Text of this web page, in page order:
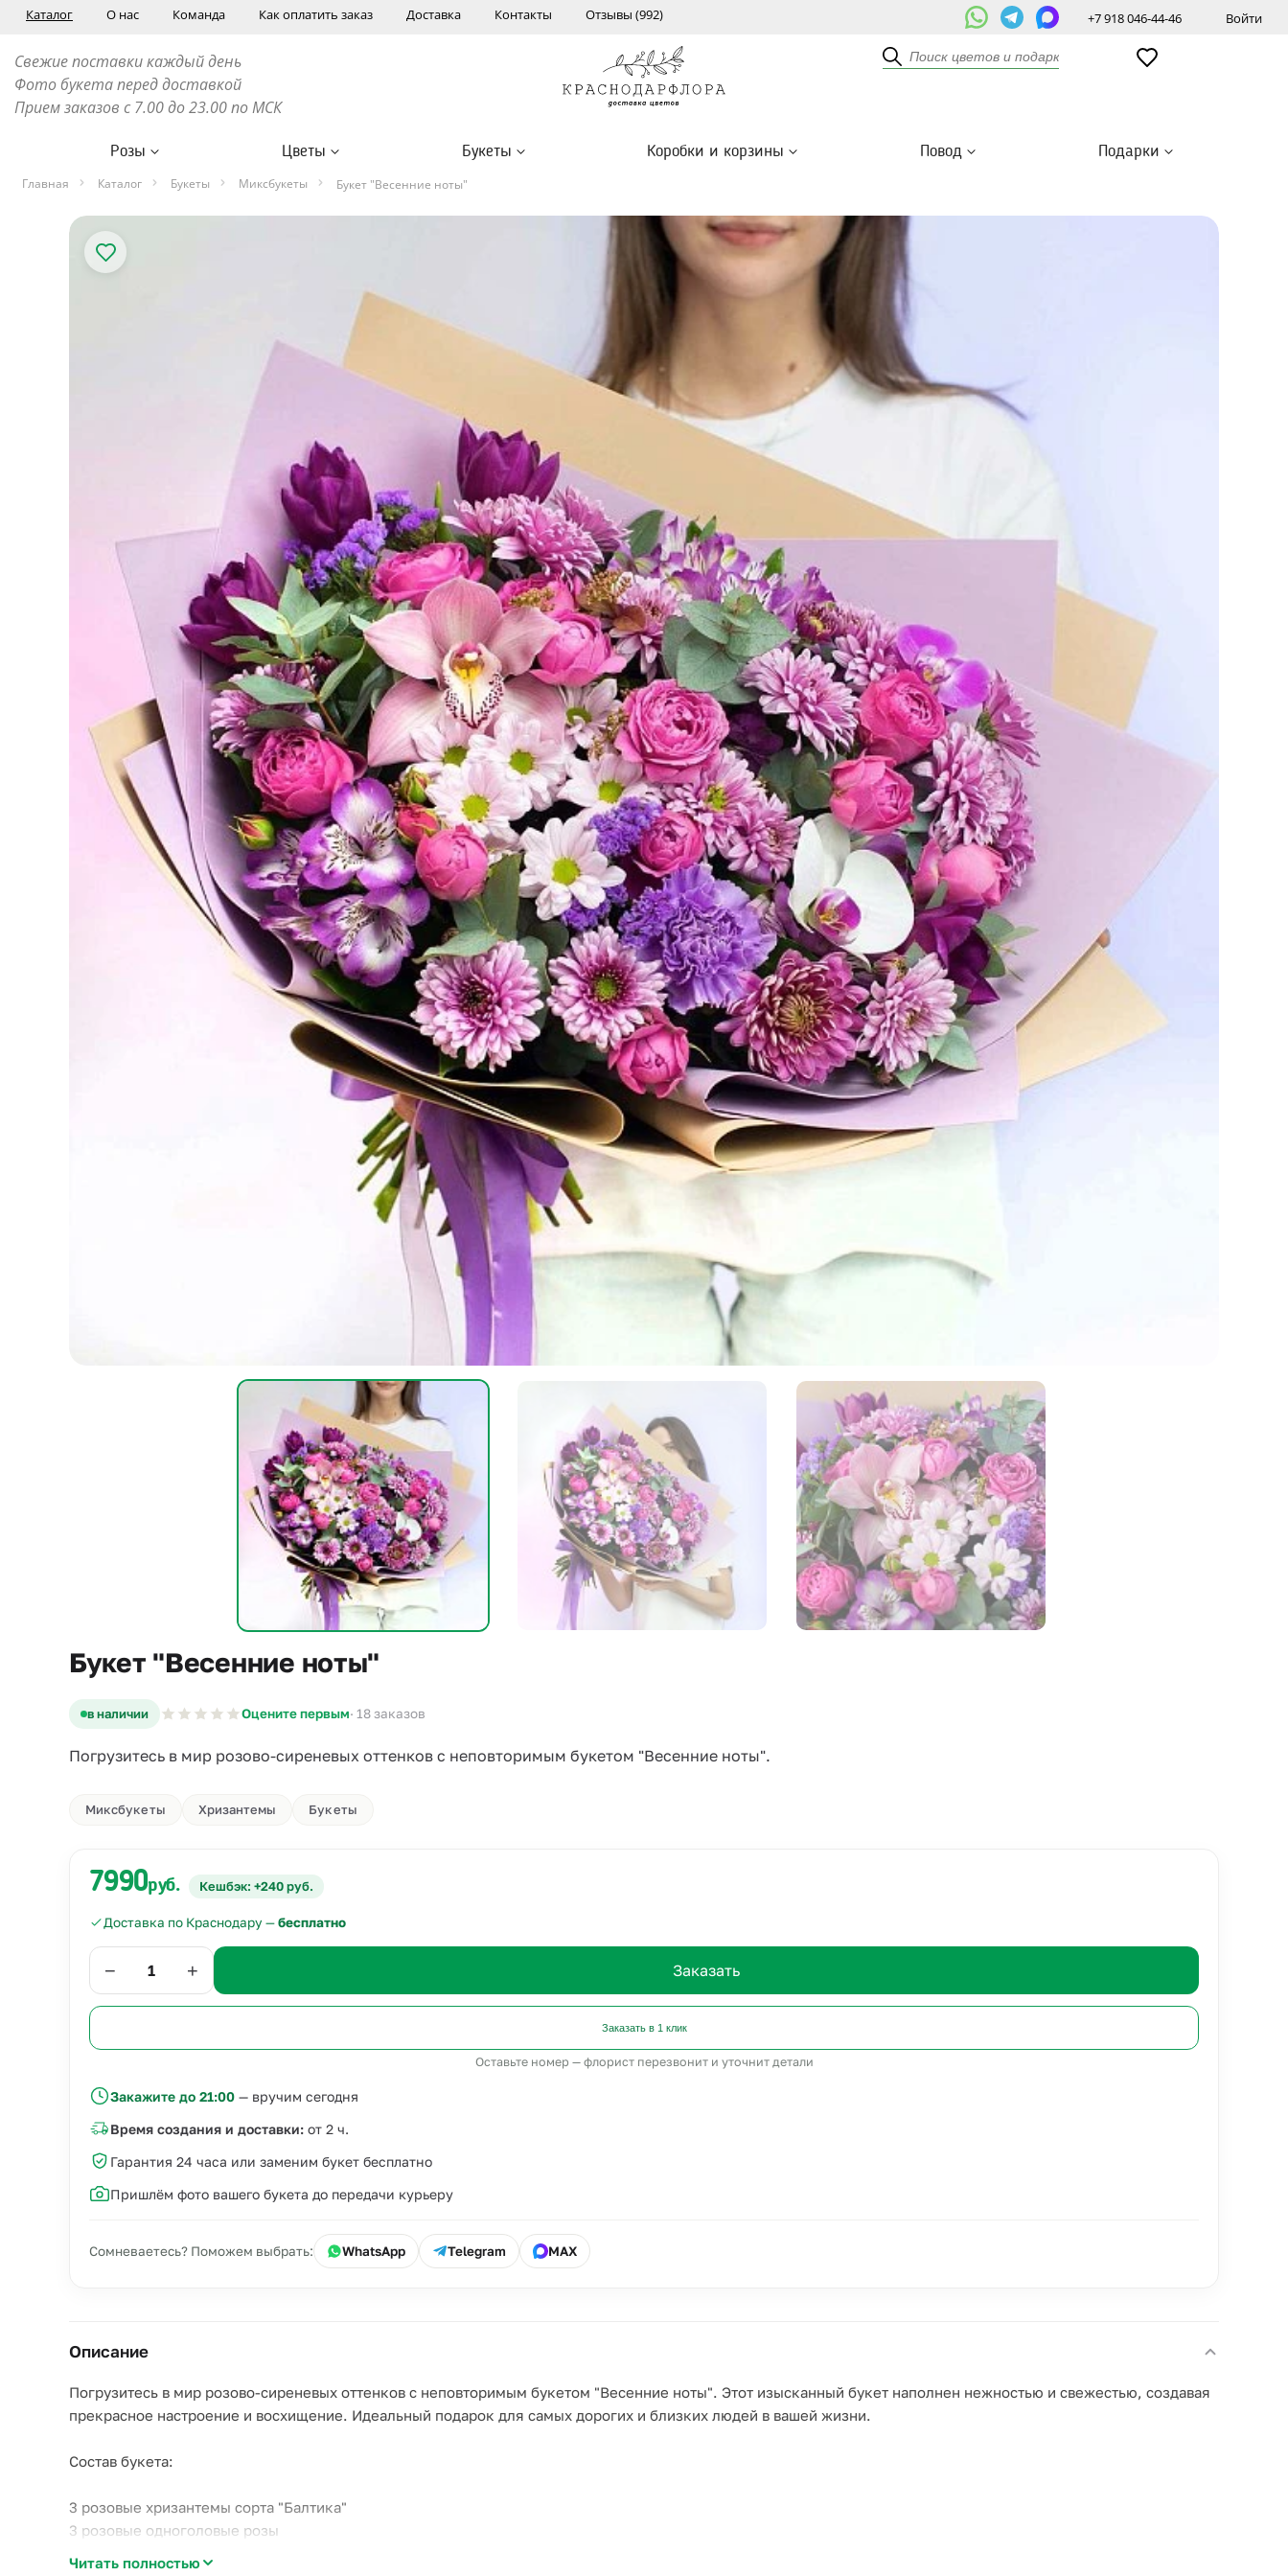
Каталог О нас Команда Как оплатить заказ Доставка Контакты Отзывы (992) +7 918 046-44-46 Войти
Свежие поставки каждый день
Фото букета перед доставкой
Прием заказов с 7.00 до 23.00 по МСК
Розы Цветы Букеты Коробки и корзины Повод Подарки
Главная Каталог Букеты Миксбукеты Букет "Весенние ноты"
Букет "Весенние ноты"
в наличии Оцените первым· 18 заказов
Погрузитесь в мир розово-сиреневых оттенков с неповторимым букетом "Весенние ноты".
Миксбукеты Хризантемы Букеты
7990руб. Кешбэк: +240 руб.
Доставка по Краснодару —бесплатно
− + Заказать
Заказать в 1 клик
Оставьте номер — флорист перезвонит и уточнит детали
Закажите до 21:00 — вручим сегодня
Время создания и доставки: от 2 ч.
Гарантия 24 часа или заменим букет бесплатно
Пришлём фото вашего букета до передачи курьеру
Сомневаетесь? Поможем выбрать: WhatsApp Telegram MAX
Описание
Погрузитесь в мир розово-сиреневых оттенков с неповторимым букетом "Весенние ноты". Этот изысканный букет наполнен нежностью и свежестью, создавая
прекрасное настроение и восхищение. Идеальный подарок для самых дорогих и близких людей в вашей жизни.
Состав букета:
3 розовые хризантемы сорта "Балтика"
3 розовые одноголовые розы
Читать полностью